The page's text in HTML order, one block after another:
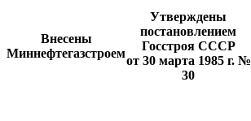
Внесены
Миннефтегазстроем
Утверждены
постановлением
Госстроя СССР
от 30 марта 1985 г. №
30